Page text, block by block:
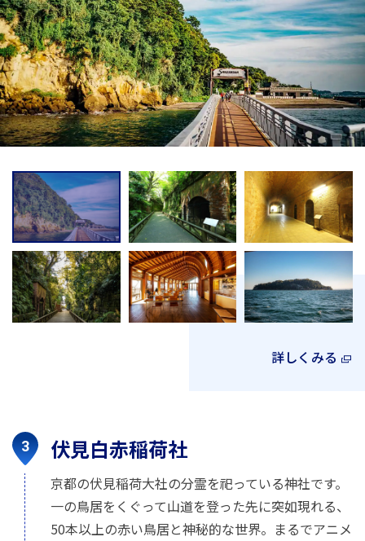
詳しくみる
伏見白赤稲荷社
京都の伏見稲荷大社の分霊を祀っている神社です。
一の鳥居をくぐって山道を登った先に突如現れる、
50本以上の赤い鳥居と神秘的な世界。まるでアニメ